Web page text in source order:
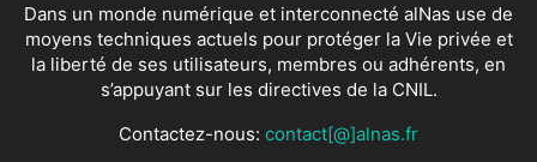
Dans un monde numérique et interconnecté alNas use de
moyens techniques actuels pour protéger la Vie privée et
la liberté de ses utilisateurs, membres ou adhérents, en
s’appuyant sur les directives de la CNIL.
Contactez-nous: contact[@]alnas.fr